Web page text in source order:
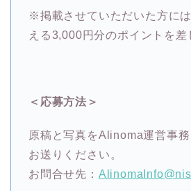
※掲載させていただいた方に
える3,000円分のポイントを差
＜応募方法＞
原稿と写真をAlinoma運営事
お送りください。
お問合せ先：